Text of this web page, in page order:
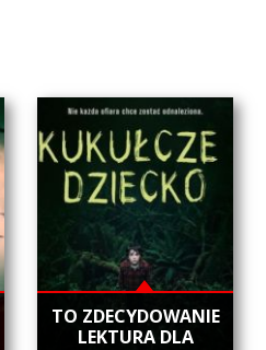
​TO ZDECYDOWANIE
LEKTURA DLA